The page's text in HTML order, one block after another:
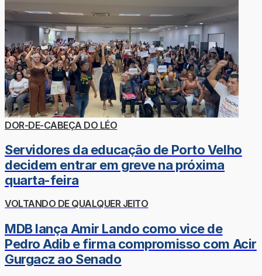
DOR-DE-CABEÇA DO LÉO
Servidores da educação de Porto Velho
decidem entrar em greve na próxima
quarta-feira
VOLTANDO DE QUALQUER JEITO
MDB lança Amir Lando como vice de
Pedro Adib e firma compromisso com Acir
Gurgacz ao Senado